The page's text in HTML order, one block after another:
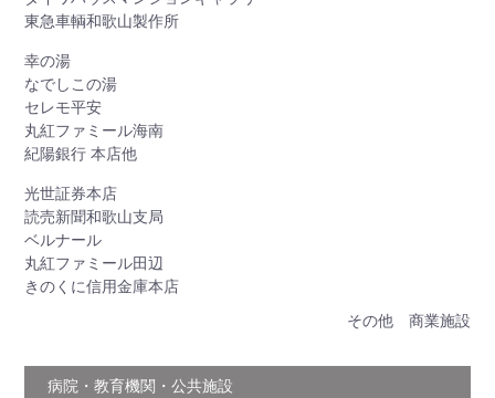
東急車輌和歌山製作所
幸の湯
なでしこの湯
セレモ平安
丸紅ファミール海南
紀陽銀行 本店他
光世証券本店
読売新聞和歌山支局
ベルナール
丸紅ファミール田辺
きのくに信用金庫本店
その他 商業施設
病院・教育機関・公共施設